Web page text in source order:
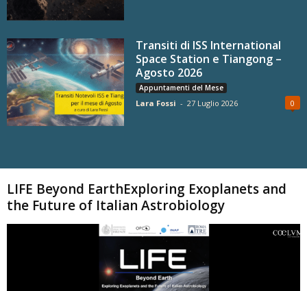
Transiti di ISS International
Space Station e Tiangong –
Agosto 2026
Appuntamenti del Mese
Lara Fossi - 27 Luglio 2026 0
LIFE Beyond EarthExploring Exoplanets and
the Future of Italian Astrobiology